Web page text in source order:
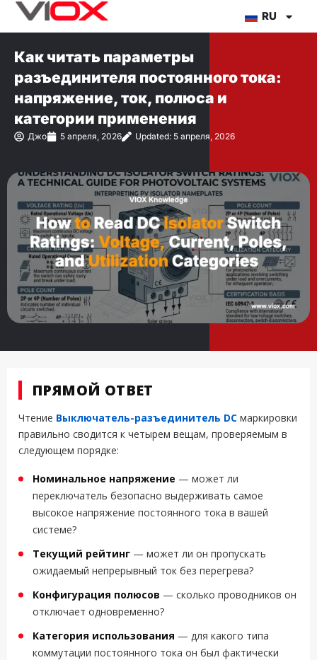
Перейти
RU
Как читать параметры
разъединителя постоянного тока:
напряжение, ток, полюса и
категории применения
Джо 5 апреля, 2026 Updated: 5 апреля, 2026
ПРЯМОЙ ОТВЕТ
Чтение Выключатель-разъединитель DC маркировки
правильно сводится к четырем вещам, проверяемым в
следующем порядке:
Номинальное напряжение — может ли
переключатель безопасно выдерживать самое
высокое напряжение постоянного тока в вашей
системе?
Текущий рейтинг — может ли он пропускать
ожидаемый непрерывный ток без перегрева?
Конфигурация полюсов — сколько проводников он
отключает одновременно?
Категория использования — для какого типа
коммутации постоянного тока он был фактически